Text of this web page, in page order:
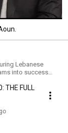
Lebanese
into success